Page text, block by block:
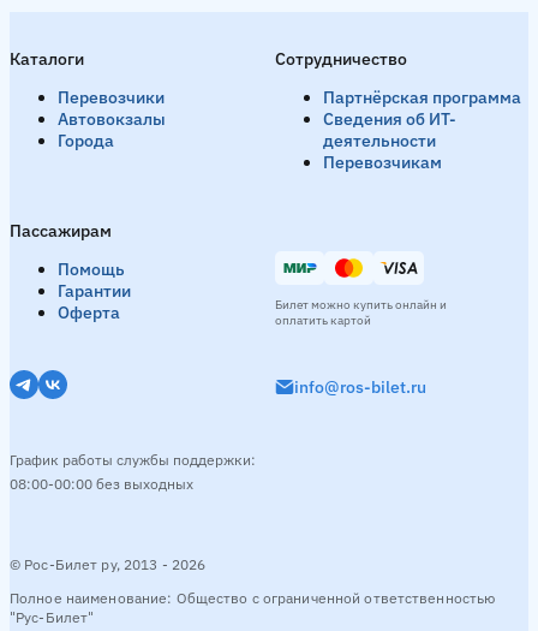
Каталоги
Перевозчики
Автовокзалы
Города
Пассажирам
Помощь
Гарантии
Оферта
Сотрудничество
Партнёрская программа
Сведения об ИТ-
деятельности
Перевозчикам
© Рос-Билет ру, 2013 - 2026
Полное наименование: Общество с ограниченной ответственностью
"Рус-Билет"
info@ros-bilet.ru
График работы службы поддержки:
08:00-00:00 без выходных
Билет можно купить онлайн и
оплатить картой